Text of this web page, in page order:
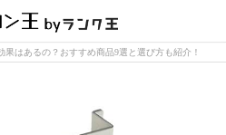
はあるの？おすすめ商品9選と選び方も紹介！